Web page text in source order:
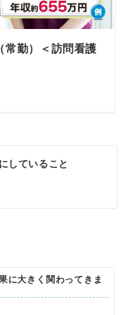
常勤）＜訪問看護
していること
に大きく関わってきま